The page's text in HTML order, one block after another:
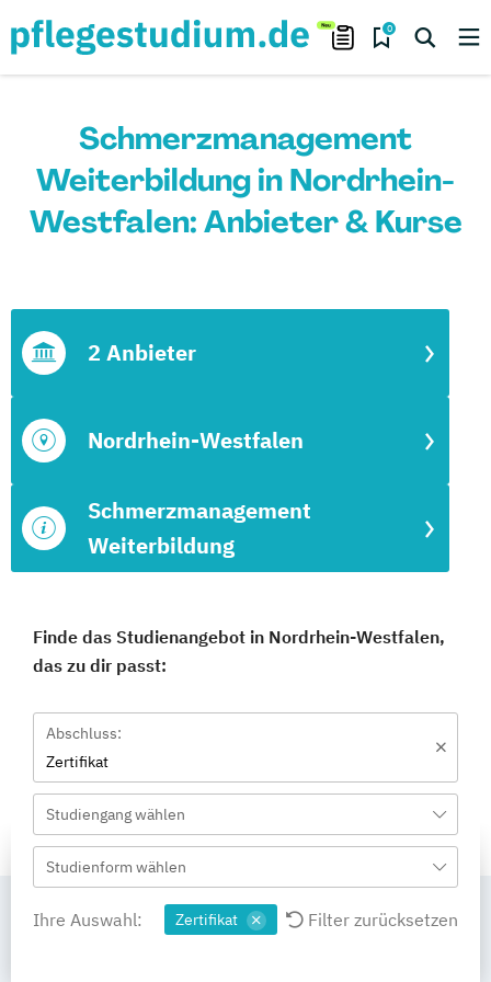
0
Schmerzmanagement
Weiterbildung in Nordrhein-
Westfalen: Anbieter & Kurse
Schmerzmanagement
Weiterbildung
Nordrhein-Westfalen
2 Anbieter
Finde das Studienangebot in Nordrhein-Westfalen,
das zu dir passt:
Abschluss:
Zertifikat
Studiengang wählen
Studienform wählen
Ihre Auswahl: Zertifikat Filter zurücksetzen